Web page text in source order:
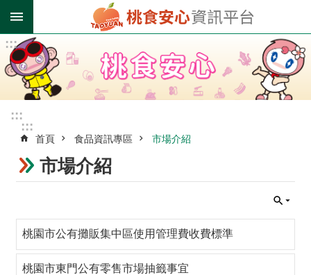
跳到主要內容區塊
進
階
搜
尋
業
者
登
區
受
:::
:::
:::
首頁 食品資訊專區 市場介紹
市場介紹
桃園市公有攤販集中區使用管理費收費標準
桃園市東門公有零售市場抽籤事宜